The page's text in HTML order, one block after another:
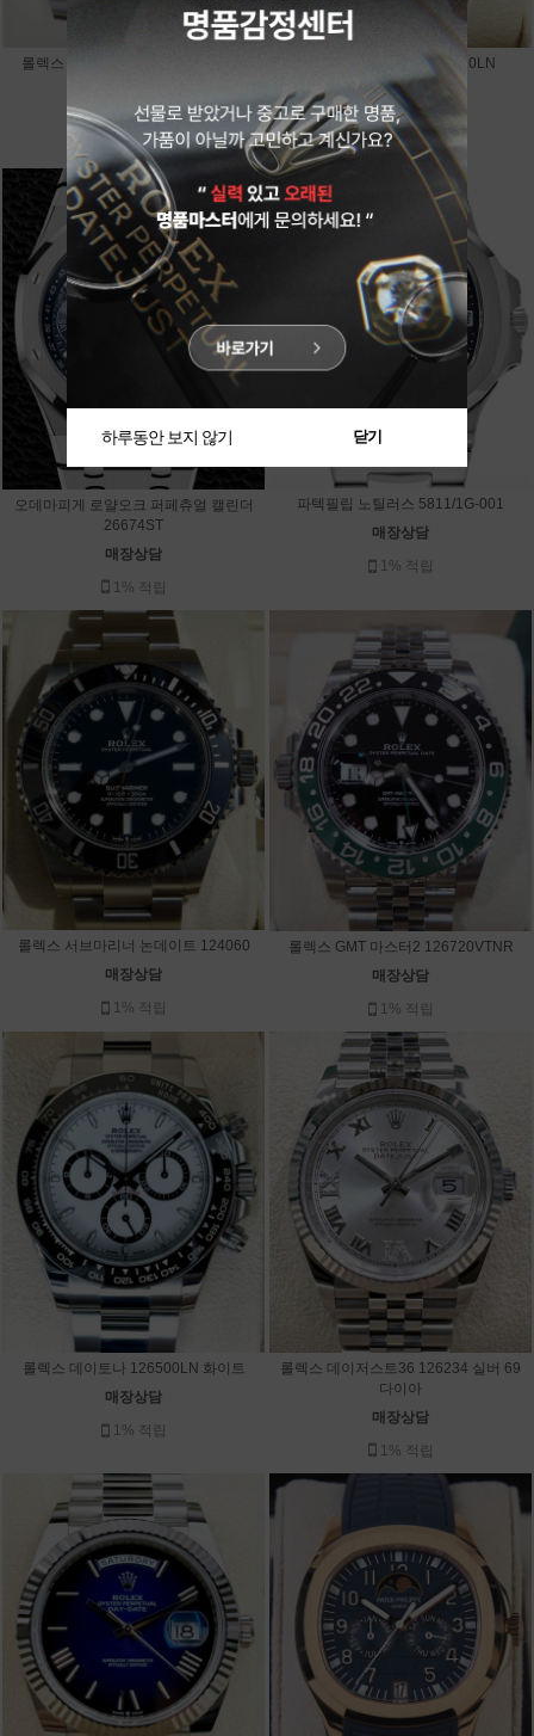
롤렉스 GMT 마스터2 126710BLNR
매장상담
1% 적립
롤렉스 서브마리너 126610LN
매장상담
1% 적립
오데마피게 로얄오크 퍼페츄얼 캘린더
26674ST
매장상담
1% 적립
파텍필립 노틸러스 5811/1G-001
매장상담
1% 적립
롤렉스 서브마리너 논데이트 124060
매장상담
1% 적립
롤렉스 GMT 마스터2 126720VTNR
매장상담
1% 적립
롤렉스 데이토나 126500LN 화이트
매장상담
1% 적립
롤렉스 데이저스트36 126234 실버 69
다이아
매장상담
1% 적립
다시 보지 않기 닫기